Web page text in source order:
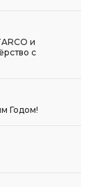
и
с
Годом!